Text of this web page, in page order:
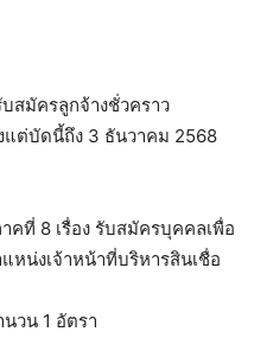
สมัครลูกจ้างชั่วคราว
แต่บัดนี้ถึง 3 ธันวาคม 2568
คที่ 8 เรื่อง รับสมัครบุคคลเพื่อ
หน่งเจ้าหน้าที่บริหารสินเชื่อ
วน 1 อัตรา